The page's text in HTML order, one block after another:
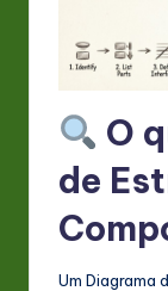
ft
w
O
de
Um Diagrama